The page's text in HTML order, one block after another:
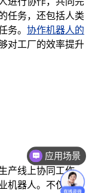
任务，还包括人类
务。 协作机器人的
对工厂的效率提升
产线上协同工作，
机器人。不仅安全
应用场景